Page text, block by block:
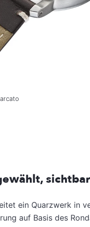
ein Quarzwerk in
auf Basis des